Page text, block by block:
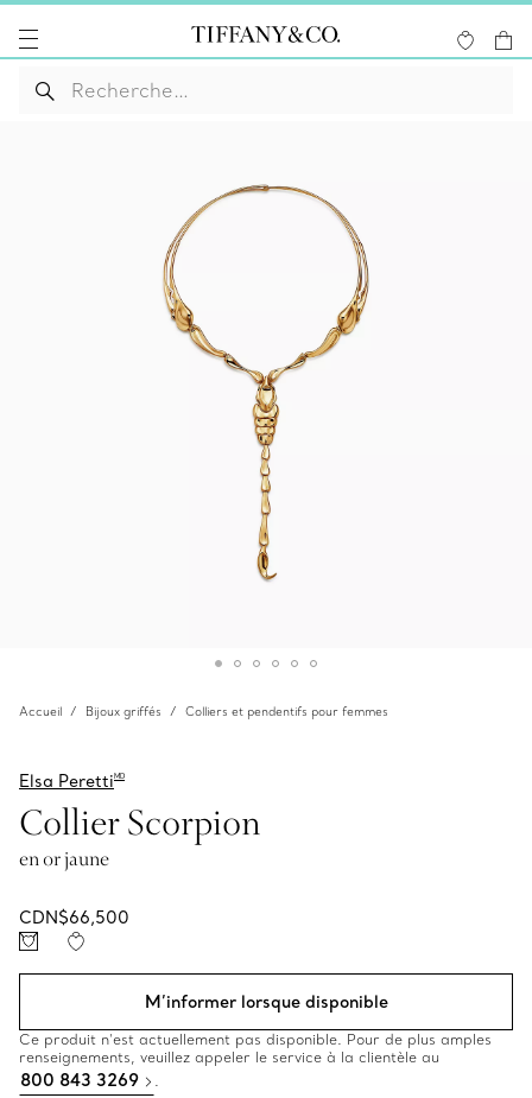
Accueil Bijoux griffés Colliers et pendentifs pour femmes
Elsa PerettiMD
Collier Scorpion
en or jaune
CDN$66,500
M’informer lorsque disponible
Ce produit n’est actuellement pas disponible. Pour de plus amples
renseignements, veuillez appeler le service à la clientèle au
800 843 3269 .